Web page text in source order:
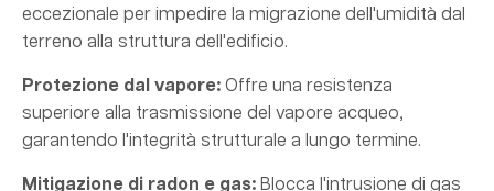
eccezionale per impedire la migrazione dell'umidità dal
terreno alla struttura dell'edificio.
Protezione dal vapore: Offre una resistenza
superiore alla trasmissione del vapore acqueo,
garantendo l'integrità strutturale a lungo termine.
Mitigazione di radon e gas: Blocca l'intrusione di gas